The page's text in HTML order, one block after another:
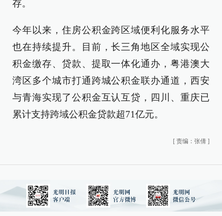
存。
今年以来，住房公积金跨区域便利化服务水平
也在持续提升。目前，长三角地区全域实现公
积金缴存、贷款、提取一体化通办，粤港澳大
湾区多个城市打通跨城公积金联办通道，西安
与青海实现了公积金互认互贷，四川、重庆已
累计支持跨域公积金贷款超71亿元。
[ 责编：张倩 ]